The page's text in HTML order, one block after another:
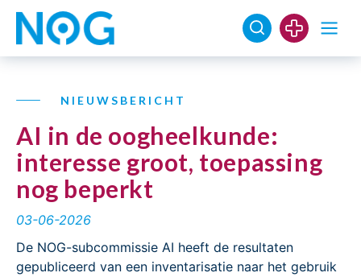
NIEUWSBERICHT
AI in de oogheelkunde:
interesse groot, toepassing
nog beperkt
03-06-2026
De NOG-subcommissie AI heeft de resultaten
gepubliceerd van een inventarisatie naar het gebruik